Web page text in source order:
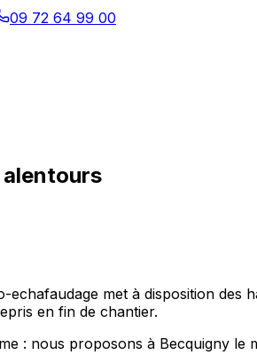
09 72 64 99 00
met à disposition des
en fin de chantier.
: nous proposons à Becquigny